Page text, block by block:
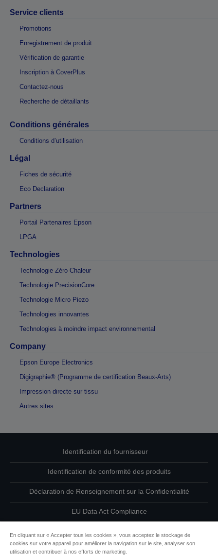
Service clients
Promotions
Enregistrement de produit
Vérification de garantie
Inscription à CoverPlus
Contactez-nous
Recherche de détaillants
Conditions générales
Conditions d’utilisation
Légal
Fiches de sécurité
Eco Declaration
Partners
Portail Partenaires Epson
LPGA
Technologies
Technologie Zéro Chaleur
Technologie PrecisionCore
Technologie Micro Piezo
Technologies innovantes
Technologies à moindre impact environnemental
Company
Epson Europe Electronics
Digigraphie® (Programme de certification Beaux-Arts)
Impression directe sur tissu
Autres sites
Identification du fournisseur
Identification de conformité des produits
Déclaration de Renseignement sur la Confidentialité
EU Data Act Compliance
Informations sur les cookies
En cliquant sur « Accepter tous les cookies », vous acceptez le stockage de
cookies sur votre appareil pour améliorer la navigation sur le site, analyser son
utilisation et contribuer à nos efforts de marketing.